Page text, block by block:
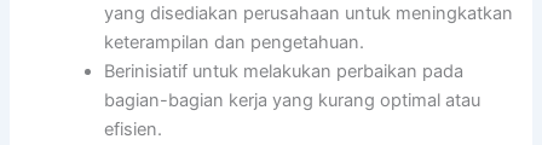
yang disediakan perusahaan untuk meningkatkan
keterampilan dan pengetahuan.
Berinisiatif untuk melakukan perbaikan pada
bagian-bagian kerja yang kurang optimal atau
efisien.